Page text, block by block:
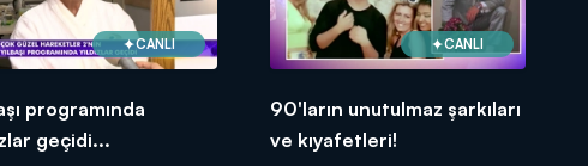
CANLI
programında
geçidi...
CANLI
90'ların unutulmaz şarkıları
ve kıyafetleri!